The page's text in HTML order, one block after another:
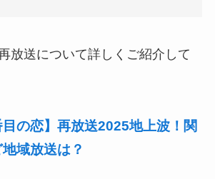
放送について詳しくご紹介して
目の恋】再放送2025地上波！関
域放送は？